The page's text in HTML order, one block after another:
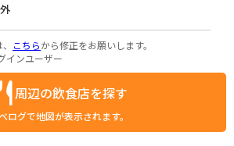
こちらから修正をお願いします。
インユーザー
周辺の飲食店を探す
ログで地図が表示されます。